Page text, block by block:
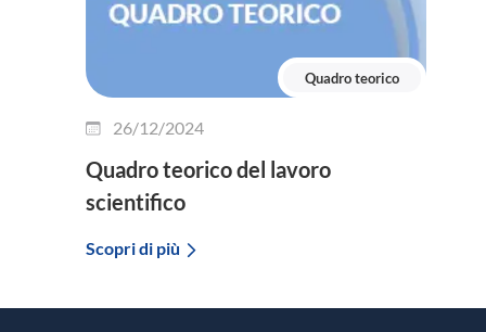
Quadro teorico
26/12/2024
Quadro teorico del lavoro
scientifico
Scopri di più